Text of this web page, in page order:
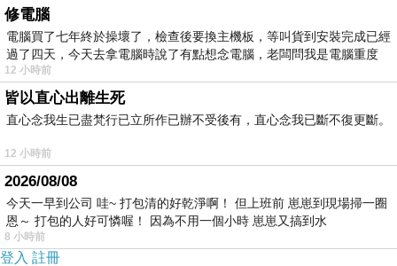
著這些熟識房仲接案、炒房的「海后拜金女」。「芊萱，
今天手氣這麼旺，不幫我吹口氣加持一下？」說話的是坐
在主位上的秦天擎（30歲）。他隨意解開高訂西裝的兩顆
鈕扣，露出結實的胸膛，嘴角掛著一抹不可一世的狂傲笑
容。作為身價不菲的富二代與投機客，他最享受這種用金
錢支配一切的快感。秦天擎一邊摸著身旁按摩店老闆娘王
玫丹（33歲）那雙絲襪美腿，一邊將一疊面額十萬的籌碼
推向前方。王玫丹今天穿得花枝招展，滿身名牌，整個人
黏在秦天擎身上，笑得花枝亂顫，眼神裡全是對財富的貪
婪與愛慕。「秦總，您今天運氣已經像天上的太陽一樣耀
修電腦
電腦買了七年終於操壞了，檢查後要換主機板，等叫貨到安裝完成已經
過了四天，今天去拿電腦時說了有點想念電腦，老闆問我是電腦重度
12 小時前
皆以直心出離生死
直心念我生已盡梵行已立所作已辦不受後有，直心念我已斷不復更斷。
12 小時前
2026/08/08
今天一早到公司 哇~ 打包清的好乾淨啊！ 但上班前 崽崽到現場掃一圈
恩～ 打包的人好可憐喔！ 因為不用一個小時 崽崽又搞到水
8 小時前
登入 註冊